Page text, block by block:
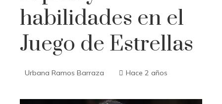
habilidades en el
Juego de Estrellas
Urbana Ramos Barraza Hace 2 años